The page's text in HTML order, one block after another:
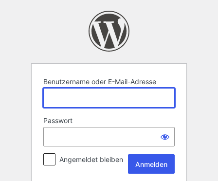
Benutzername oder E-Mail-Adresse
Passwort
Angemeldet bleiben